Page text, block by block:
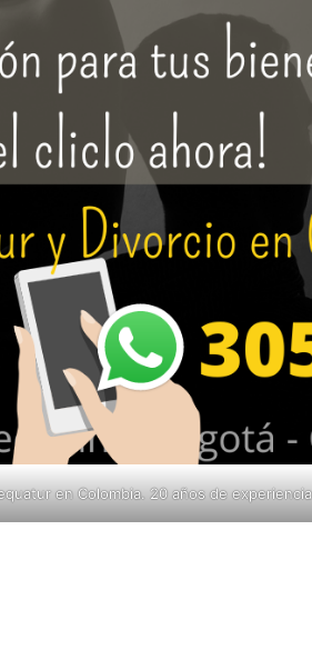
en Colombia. 20 años de